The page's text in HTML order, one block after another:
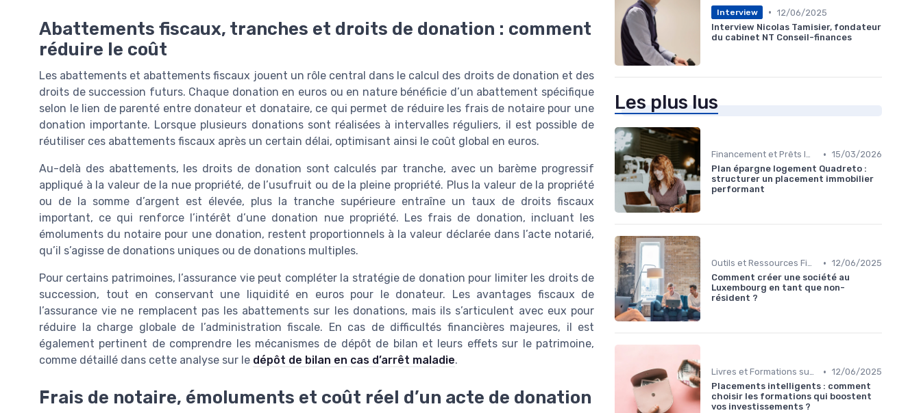
Abattements fiscaux, tranches et droits de donation : comment
réduire le coût
Les abattements et abattements fiscaux jouent un rôle central dans le calcul des droits de donation et des
droits de succession futurs. Chaque donation en euros ou en nature bénéficie d’un abattement spécifique
selon le lien de parenté entre donateur et donataire, ce qui permet de réduire les frais de notaire pour une
donation importante. Lorsque plusieurs donations sont réalisées à intervalles réguliers, il est possible de
réutiliser ces abattements fiscaux après un certain délai, optimisant ainsi le coût global en euros.
Au-delà des abattements, les droits de donation sont calculés par tranche, avec un barème progressif
appliqué à la valeur de la nue propriété, de l’usufruit ou de la pleine propriété. Plus la valeur de la propriété
ou de la somme d’argent est élevée, plus la tranche supérieure entraîne un taux de droits fiscaux
important, ce qui renforce l’intérêt d’une donation nue propriété. Les frais de donation, incluant les
émoluments du notaire pour une donation, restent proportionnels à la valeur déclarée dans l’acte notarié,
qu’il s’agisse de donations uniques ou de donations multiples.
Pour certains patrimoines, l’assurance vie peut compléter la stratégie de donation pour limiter les droits de
succession, tout en conservant une liquidité en euros pour le donateur. Les avantages fiscaux de
l’assurance vie ne remplacent pas les abattements sur les donations, mais ils s’articulent avec eux pour
réduire la charge globale de l’administration fiscale. En cas de difficultés financières majeures, il est
également pertinent de comprendre les mécanismes de dépôt de bilan et leurs effets sur le patrimoine,
comme détaillé dans cette analyse sur le dépôt de bilan en cas d’arrêt maladie.
Frais de notaire, émoluments et coût réel d’un acte de donation
Interview • 12/06/2025
Interview Nicolas Tamisier, fondateur
du cabinet NT Conseil-finances
Les plus lus
Financement et Prêts Immobiliers • 15/03/2026
Plan épargne logement Quadreto :
structurer un placement immobilier
performant
Outils et Ressources Financières • 12/06/2025
Comment créer une société au
Luxembourg en tant que non-
résident ?
Livres et Formations sur l'Investissement • 12/06/2025
Placements intelligents : comment
choisir les formations qui boostent
vos investissements ?